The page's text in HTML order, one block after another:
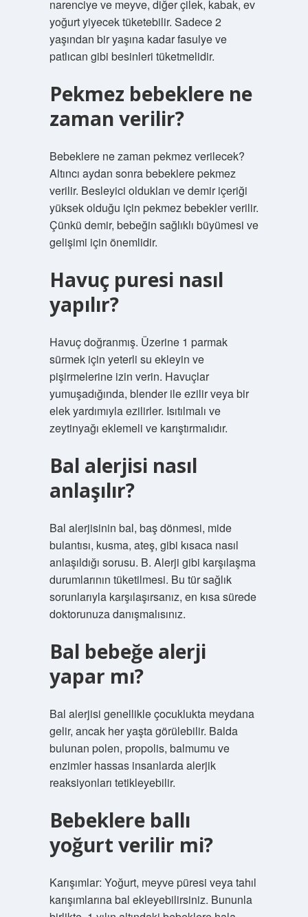
narenciye ve meyve, diğer çilek, kabak, ev
yoğurt yiyecek tüketebilir. Sadece 2
yaşından bir yaşına kadar fasulye ve
patlıcan gibi besinleri tüketmelidir.
Pekmez bebeklere ne
zaman verilir?
Bebeklere ne zaman pekmez verilecek?
Altıncı aydan sonra bebeklere pekmez
verilir. Besleyici oldukları ve demir içeriği
yüksek olduğu için pekmez bebekler verilir.
Çünkü demir, bebeğin sağlıklı büyümesi ve
gelişimi için önemlidir.
Havuç puresi nasıl
yapılır?
Havuç doğranmış. Üzerine 1 parmak
sürmek için yeterli su ekleyin ve
pişirmelerine izin verin. Havuçlar
yumuşadığında, blender ile ezilir veya bir
elek yardımıyla ezilirler. Isıtılmalı ve
zeytinyağı eklemeli ve karıştırmalıdır.
Bal alerjisi nasıl
anlaşılır?
Bal alerjisinin bal, baş dönmesi, mide
bulantısı, kusma, ateş, gibi kısaca nasıl
anlaşıldığı sorusu. B. Alerji gibi karşılaşma
durumlarının tüketilmesi. Bu tür sağlık
sorunlarıyla karşılaşırsanız, en kısa sürede
doktorunuza danışmalısınız.
Bal bebeğe alerji
yapar mı?
Bal alerjisi genellikle çocuklukta meydana
gelir, ancak her yaşta görülebilir. Balda
bulunan polen, propolis, balmumu ve
enzimler hassas insanlarda alerjik
reaksiyonları tetikleyebilir.
Bebeklere ballı
yoğurt verilir mi?
Karışımlar: Yoğurt, meyve püresi veya tahıl
karışımlarına bal ekleyebilirsiniz. Bununla